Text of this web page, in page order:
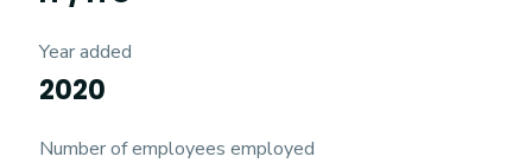
Year added
2020
Number of employees employed